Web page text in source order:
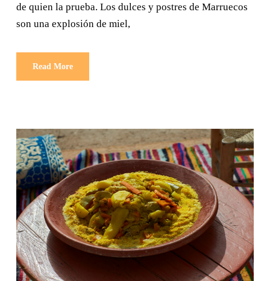
de quien la prueba. Los dulces y postres de Marruecos
son una explosión de miel,
Read More